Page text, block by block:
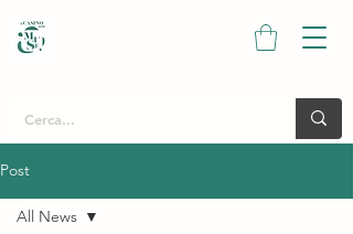
Post
All News